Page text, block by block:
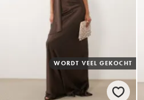
WORDT VEEL GEKOCHT